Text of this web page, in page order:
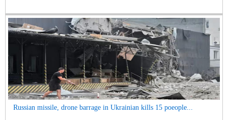
Russian missile, drone barrage in Ukrainian kills 15 poeople...